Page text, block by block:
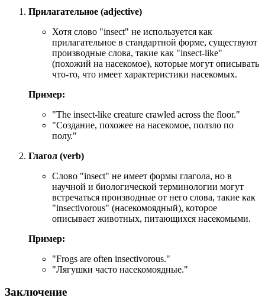
Прилагательное (adjective)
Хотя слово "insect" не используется как
прилагательное в стандартной форме, существуют
производные слова, такие как "insect-like"
(похожий на насекомое), которые могут описывать
что-то, что имеет характеристики насекомых.
Пример:
"The insect-like creature crawled across the floor."
"Создание, похожее на насекомое, ползло по
полу."
Глагол (verb)
Слово "insect" не имеет формы глагола, но в
научной и биологической терминологии могут
встречаться производные от него слова, такие как
"insectivorous" (насекомоядный), которое
описывает животных, питающихся насекомыми.
Пример:
"Frogs are often insectivorous."
"Лягушки часто насекомоядные."
Заключение